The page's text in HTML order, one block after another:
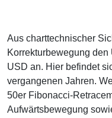
Aus charttechnischer
Korrekturbewegung
USD an. Hier befindet
vergangenen Jahren.
50er Fibonacci-
Aufwärtsbewegung